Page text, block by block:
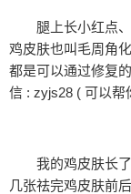
腿上长小红点
鸡皮肤也叫毛周角
都是可以通过修复
信 : zyjs28 ( 可以帮
我的鸡皮肤长
几张祛完鸡皮肤前